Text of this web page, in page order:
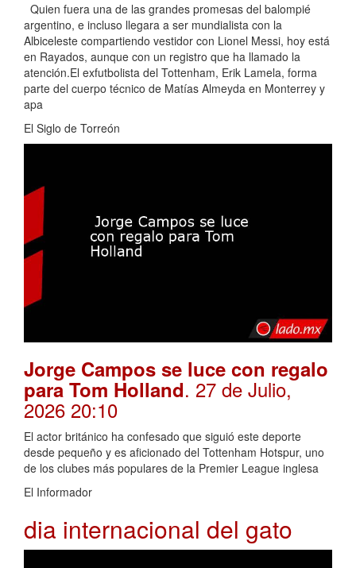
Quien fuera una de las grandes promesas del balompié
argentino, e incluso llegara a ser mundialista con la
Albiceleste compartiendo vestidor con Lionel Messi, hoy está
en Rayados, aunque con un registro que ha llamado la
atención.El exfutbolista del Tottenham, Erik Lamela, forma
parte del cuerpo técnico de Matías Almeyda en Monterrey y
apa
El Siglo de Torreón
Jorge Campos se luce con regalo
para Tom Holland. 27 de Julio,
2026 20:10
El actor británico ha confesado que siguió este deporte
desde pequeño y es aficionado del Tottenham Hotspur, uno
de los clubes más populares de la Premier League inglesa
El Informador
dia internacional del gato